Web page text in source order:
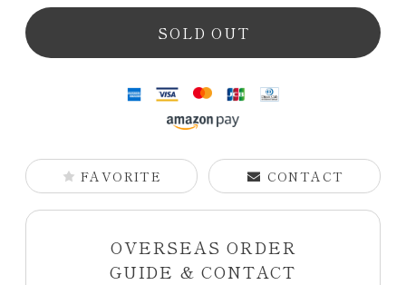
SOLD OUT
FAVORITE CONTACT
OVERSEAS ORDER
GUIDE & CONTACT